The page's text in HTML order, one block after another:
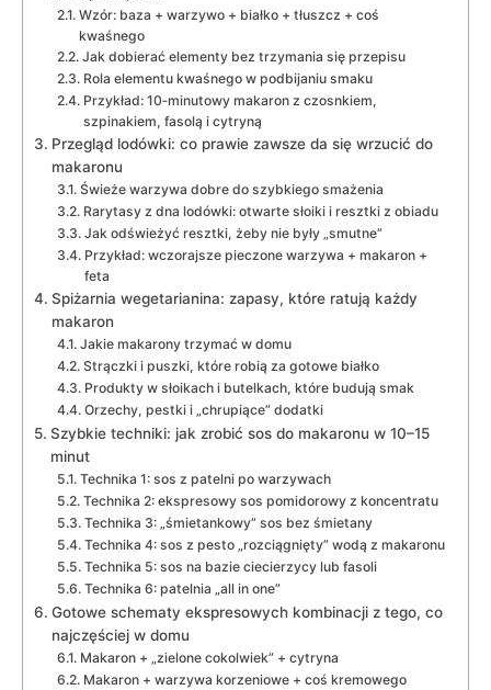
Wzór: baza + warzywo + białko + tłuszcz + coś
kwaśnego
Jak dobierać elementy bez trzymania się przepisu
Rola elementu kwaśnego w podbijaniu smaku
Przykład: 10‑minutowy makaron z czosnkiem,
szpinakiem, fasolą i cytryną
Przegląd lodówki: co prawie zawsze da się wrzucić do
makaronu
Świeże warzywa dobre do szybkiego smażenia
Rarytasy z dna lodówki: otwarte słoiki i resztki z obiadu
Jak odświeżyć resztki, żeby nie były „smutne”
Przykład: wczorajsze pieczone warzywa + makaron +
feta
Spiżarnia wegetarianina: zapasy, które ratują każdy
makaron
Jakie makarony trzymać w domu
Strączki i puszki, które robią za gotowe białko
Produkty w słoikach i butelkach, które budują smak
Orzechy, pestki i „chrupiące” dodatki
Szybkie techniki: jak zrobić sos do makaronu w 10–15
minut
Technika 1: sos z patelni po warzywach
Technika 2: ekspresowy sos pomidorowy z koncentratu
Technika 3: „śmietankowy” sos bez śmietany
Technika 4: sos z pesto „rozciągnięty” wodą z makaronu
Technika 5: sos na bazie ciecierzycy lub fasoli
Technika 6: patelnia „all in one”
Gotowe schematy ekspresowych kombinacji z tego, co
najczęściej w domu
Makaron + „zielone cokolwiek” + cytryna
Makaron + warzywa korzeniowe + coś kremowego